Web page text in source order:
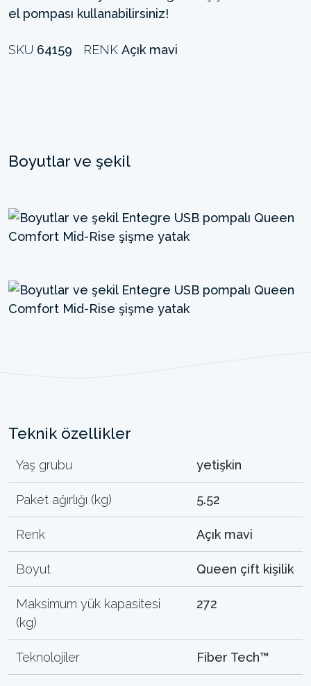
el pompası kullanabilirsiniz!
SKU 64159 RENK Açık mavi
Boyutlar ve şekil
Teknik özellikler
Yaş grubu yetişkin
Paket ağırlığı (kg) 5.52
Renk Açık mavi
Boyut Queen çift kişilik
Maksimum yük kapasitesi
(kg)
272
Teknolojiler Fiber Tech™